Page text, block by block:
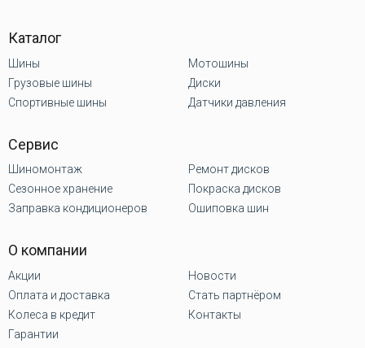
Каталог
Шины
Грузовые шины
Спортивные шины
Мотошины
Диски
Датчики давления
Сервис
Шиномонтаж
Сезонное хранение
Заправка кондиционеров
Ремонт дисков
Покраска дисков
Ошиповка шин
О компании
Акции
Оплата и доставка
Колеса в кредит
Гарантии
Новости
Стать партнёром
Контакты